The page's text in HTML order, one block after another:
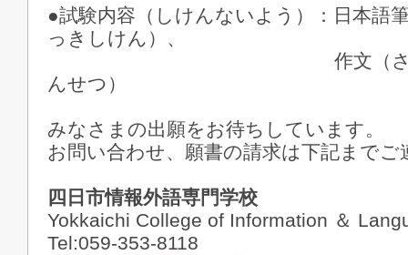
●試験内容（しけんないよう）：日本語
っきしけん）、
作文（さくぶん）
んせつ）
みなさまの出願をお待ちしています。
お問い合わせ、願書の請求は下記までご
四日市情報外語専門学校
Yokkaichi College of Information ＆
Tel:059-353-8118